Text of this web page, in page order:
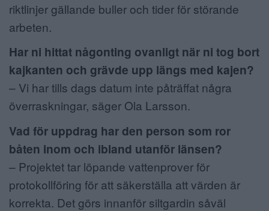
riktlinjer gällande buller och tider för störande
arbeten.
Har ni hittat någonting ovanligt när ni tog bort
kajkanten och grävde upp längs med kajen?
– Vi har tills dags datum inte påträffat några
överraskningar, säger Ola Larsson.
Vad för uppdrag har den person som ror
båten inom och ibland utanför länsen?
– Projektet tar löpande vattenprover för
protokollföring för att säkerställa att värden är
korrekta. Det görs innanför siltgardin såväl